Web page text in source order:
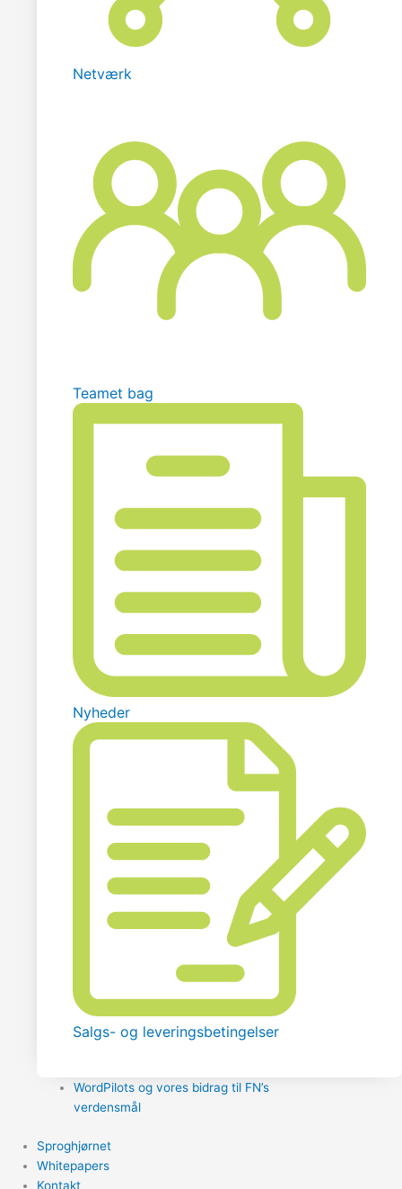
Netværk
Teamet bag
Nyheder
Salgs- og leveringsbetingelser
WordPilots og vores bidrag til FN’s
verdensmål
Sproghjørnet
Whitepapers
Kontakt